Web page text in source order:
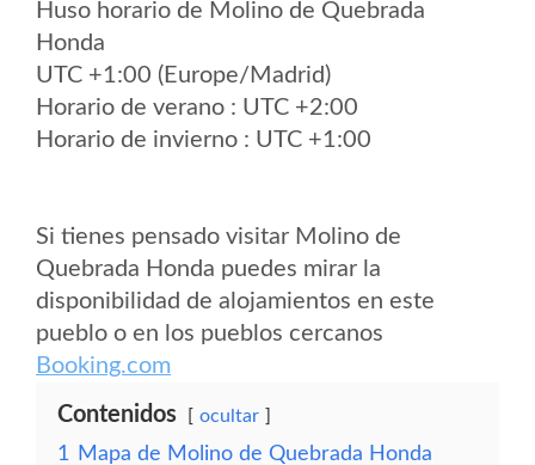
Huso horario de Molino de Quebrada
Honda
UTC +1:00 (Europe/Madrid)
Horario de verano : UTC +2:00
Horario de invierno : UTC +1:00
Si tienes pensado visitar Molino de
Quebrada Honda puedes mirar la
disponibilidad de alojamientos en este
pueblo o en los pueblos cercanos
Booking.com
Contenidos ocultar
1
Mapa de Molino de Quebrada Honda